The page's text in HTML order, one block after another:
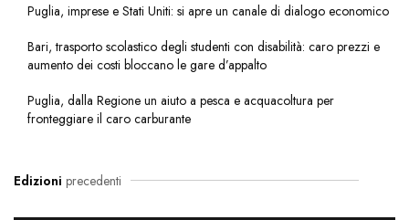
Puglia, imprese e Stati Uniti: si apre un canale di dialogo economico
Bari, trasporto scolastico degli studenti con disabilità: caro prezzi e
aumento dei costi bloccano le gare d’appalto
Puglia, dalla Regione un aiuto a pesca e acquacoltura per
fronteggiare il caro carburante
Edizioni precedenti